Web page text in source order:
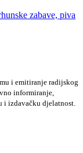
zabave, piva
i emitiranje radijskog
informiranje,
izdavačku djelatnost.